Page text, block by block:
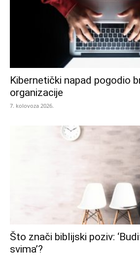
Kibernetički napad pogodio
organizacije
7. kolovoza 2026.
Što znači biblijski poziv:
svima’?